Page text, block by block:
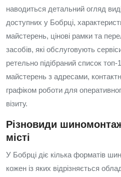
наводиться детальний огляд
доступних у Бобрці,
майстерень, цінові рамки та
засобів, які обслуговують
ретельно підібраний список
майстерень з адресами,
графіком роботи для
візиту.
Різновиди
місті
У Бобрці діє кілька форматів
кожен із яких відрізняється